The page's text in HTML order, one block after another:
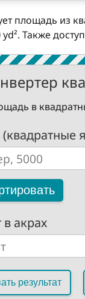
площадь из
Также
в
в акрах
результат